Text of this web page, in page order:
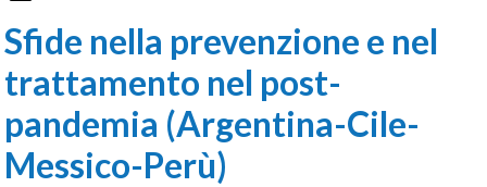
Sfide nella prevenzione e nel
trattamento nel post-
pandemia (Argentina-Cile-
Messico-Perù)